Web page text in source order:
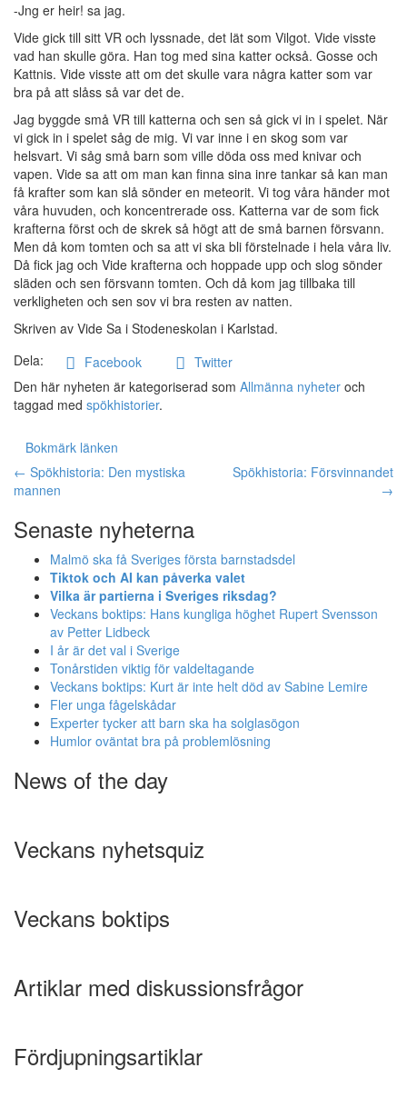
-Jng er heir! sa jag.
Vide gick till sitt VR och lyssnade, det lät som Vilgot. Vide visste
vad han skulle göra. Han tog med sina katter också. Gosse och
Kattnis. Vide visste att om det skulle vara några katter som var
bra på att slåss så var det de.
Jag byggde små VR till katterna och sen så gick vi in i spelet. När
vi gick in i spelet såg de mig. Vi var inne i en skog som var
helsvart. Vi såg små barn som ville döda oss med knivar och
vapen. Vide sa att om man kan finna sina inre tankar så kan man
få krafter som kan slå sönder en meteorit. Vi tog våra händer mot
våra huvuden, och koncentrerade oss. Katterna var de som fick
krafterna först och de skrek så högt att de små barnen försvann.
Men då kom tomten och sa att vi ska bli förstelnade i hela våra liv.
Då fick jag och Vide krafterna och hoppade upp och slog sönder
släden och sen försvann tomten. Och då kom jag tillbaka till
verkligheten och sen sov vi bra resten av natten.
Skriven av Vide Sa i Stodeneskolan i Karlstad.
Dela:
Facebook
Twitter
Den här nyheten är kategoriserad som Allmänna nyheter och
taggad med spökhistorier.
Bokmärk länken
Inläggsnavigation
← Spökhistoria: Den mystiska
mannen
Spökhistoria: Försvinnandet
→
Senaste nyheterna
Malmö ska få Sveriges första barnstadsdel
Tiktok och AI kan påverka valet
Vilka är partierna i Sveriges riksdag?
Veckans boktips: Hans kungliga höghet Rupert Svensson
av Petter Lidbeck
I år är det val i Sverige
Tonårstiden viktig för valdeltagande
Veckans boktips: Kurt är inte helt död av Sabine Lemire
Fler unga fågelskådar
Experter tycker att barn ska ha solglasögon
Humlor oväntat bra på problemlösning
News of the day
Veckans nyhetsquiz
Veckans boktips
Artiklar med diskussionsfrågor
Fördjupningsartiklar
Upplevelse
För att vår
hemsida ska
prestera så
bra som
möjligt under
ditt besök.
Om du nekar
de här
kakorna
kommer viss
funktionalitet
att försvinna
från
hemsidan.
Marknadsföring
Genom att dela
intressen och ditt
beteende när du
chansen att få se
personligt
anpassat innehåll